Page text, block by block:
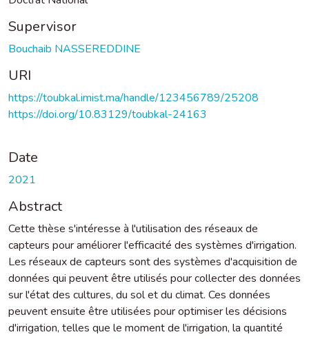
Supervisor
Bouchaib NASSEREDDINE
URI
https://toubkal.imist.ma/handle/123456789/25208
https://doi.org/10.83129/toubkal-24163
Date
2021
Abstract
Cette thèse s'intéresse à l'utilisation des réseaux de
capteurs pour améliorer l'efficacité des systèmes d'irrigation.
Les réseaux de capteurs sont des systèmes d'acquisition de
données qui peuvent être utilisés pour collecter des données
sur l'état des cultures, du sol et du climat. Ces données
peuvent ensuite être utilisées pour optimiser les décisions
d'irrigation, telles que le moment de l'irrigation, la quantité